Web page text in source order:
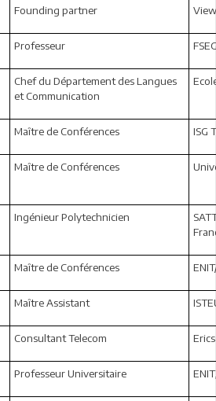
Founding partner
Professeur
Chef du Département des Langues
et Communication
Maître de Conférences ISG
Maître de Conférences
Ingénieur Polytechnicien
Maître de Conférences
Maître Assistant
Consultant Telecom
Professeur Universitaire